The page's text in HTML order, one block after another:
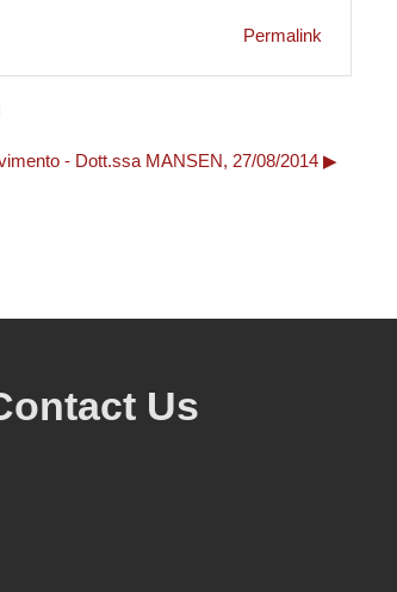
Permalink
- Dott.ssa MANSEN, 27/08/2014 ▶︎
Us